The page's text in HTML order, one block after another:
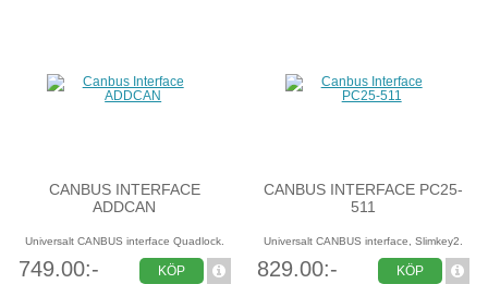
CANBUS INTERFACE
ADDCAN
Universalt CANBUS interface Quadlock.
749.00:- KÖP
CANBUS INTERFACE PC25-
511
Universalt CANBUS interface, Slimkey2.
829.00:- KÖP